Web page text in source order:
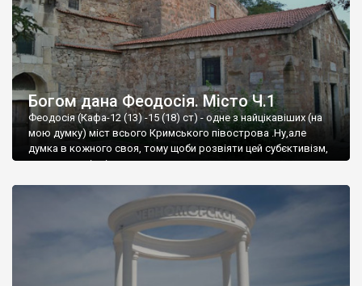
Богом дана Феодосія. Місто Ч.1
Феодосія (Кафа-12 (13) -15 (18) ст) - одне з найцікавіших (на
мою думку) міст всього Кримського півострова .Ну,але
думка в кожного своя, тому щоби розвіяти цей субєктивізм,
запрошую відвідати це